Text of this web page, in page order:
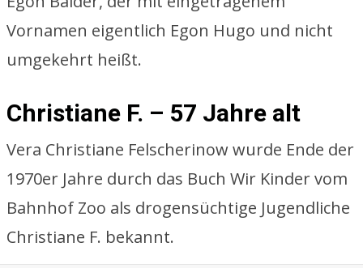
Vornamen eigentlich Egon Hugo und nicht
umgekehrt heißt.
Christiane F. – 57 Jahre alt
Vera Christiane Felscherinow wurde Ende der
1970er Jahre durch das Buch Wir Kinder vom
Bahnhof Zoo als drogensüchtige Jugendliche
Christiane F. bekannt.